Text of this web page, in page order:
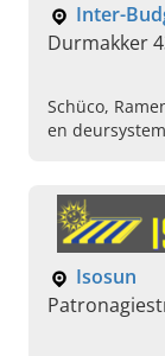
Inter-
Durmakker
Schüco,
en
Isosun